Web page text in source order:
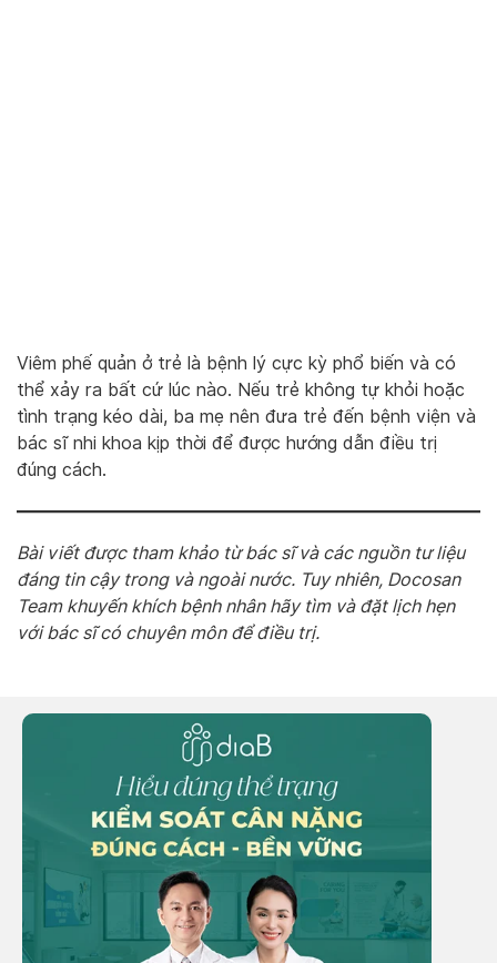
Viêm phế quản ở trẻ là bệnh lý cực kỳ phổ biến và có
thể xảy ra bất cứ lúc nào. Nếu trẻ không tự khỏi hoặc
tình trạng kéo dài, ba mẹ nên đưa trẻ đến bệnh viện và
bác sĩ nhi khoa kịp thời để được hướng dẫn điều trị
đúng cách.
Bài viết được tham khảo từ bác sĩ và các nguồn tư liệu
đáng tin cậy trong và ngoài nước. Tuy nhiên, Docosan
Team khuyến khích bệnh nhân hãy tìm và đặt lịch hẹn
với bác sĩ có chuyên môn để điều trị.